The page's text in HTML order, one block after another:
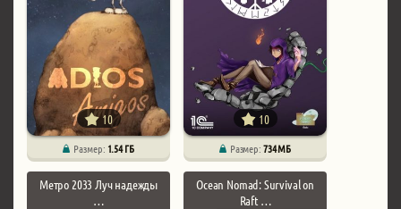
10
Размер: 1.54 ГБ
10
Размер:734 МБ
Метро 2033 Луч надежды
…
Ocean Nomad: Survival on
Raft …